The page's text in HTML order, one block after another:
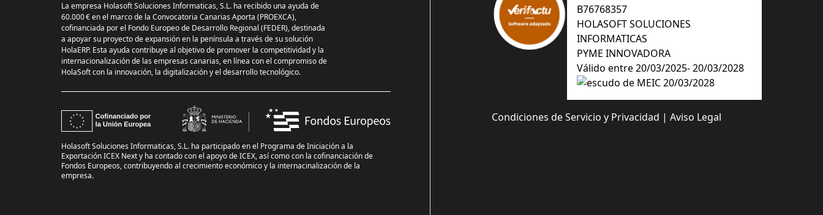
La empresa Holasoft Soluciones Informaticas, S.L. ha recibido una ayuda de
60.000 € en el marco de la Convocatoria Canarias Aporta (PROEXCA),
cofinanciada por el Fondo Europeo de Desarrollo Regional (FEDER), destinada
a apoyar su proyecto de expansión en la península a través de su solución
HolaERP. Esta ayuda contribuye al objetivo de promover la competitividad y la
internacionalización de las empresas canarias, en línea con el compromiso de
HolaSoft con la innovación, la digitalización y el desarrollo tecnológico.
Holasoft Soluciones Informaticas, S.L. ha participado en el Programa de Iniciación a la
Exportación ICEX Next y ha contado con el apoyo de ICEX, así como con la cofinanciación de
Fondos Europeos, contribuyendo al crecimiento económico y la internacinalización de la
empresa.
B76768357
HOLASOFT SOLUCIONES
INFORMATICAS
PYME INNOVADORA
Válido entre 20/03/2025- 20/03/2028
Condiciones de Servicio y Privacidad | Aviso Legal